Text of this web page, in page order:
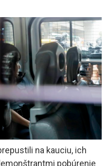
na kauciu, ich
pobúrenie